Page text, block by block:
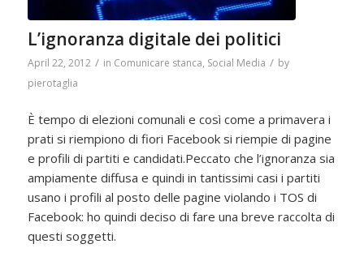
L’ignoranza digitale dei politici
April 22, 2012 / in Comunicare stanca, Social Media / by
pierotaglia
È tempo di elezioni comunali e così come a primavera i
prati si riempiono di fiori Facebook si riempie di pagine
e profili di partiti e candidati.Peccato che l’ignoranza sia
ampiamente diffusa e quindi in tantissimi casi i partiti
usano i profili al posto delle pagine violando i TOS di
Facebook: ho quindi deciso di fare una breve raccolta di
questi soggetti.